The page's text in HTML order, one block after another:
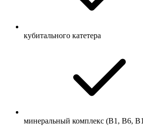
кубитального катетера
минеральный комплекс (В1, В6,